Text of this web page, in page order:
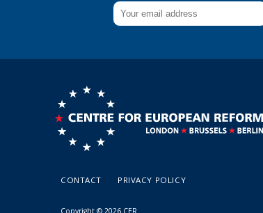
CONTACT PRIVACY POLICY